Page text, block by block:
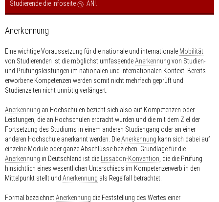
Studierende die Infoseite
AN!
Anerkennung
Eine wichtige Voraussetzung für die nationale und internationale Mobilität
von Studierenden ist die möglichst umfassendeAnerkennung von Studien-
und Prüfungsleistungen im nationalen und internationalen Kontext. Bereits
erworbene Kompetenzen werden somit nicht mehrfach geprüft und
Studienzeiten nicht unnötig verlängert.
Anerkennung an Hochschulen bezieht sich also auf Kompetenzen oder
Leistungen, die an Hochschulen erbracht wurden und die mit dem Ziel der
Fortsetzung des Studiums in einem anderen Studiengang oder an einer
anderen Hochschule anerkannt werden. DieAnerkennung kann sich dabei auf
einzelne Module oder ganze Abschlüsse beziehen. Grundlage für die
Anerkennung in Deutschland ist die Lissabon-Konvention , die die Prüfung
hinsichtlich eines wesentlichen Unterschieds im Kompetenzerwerb in den
Mittelpunkt stellt und Anerkennung als Regelfall betrachtet.
Formal bezeichnetAnerkennung die Feststellung des Wertes einer